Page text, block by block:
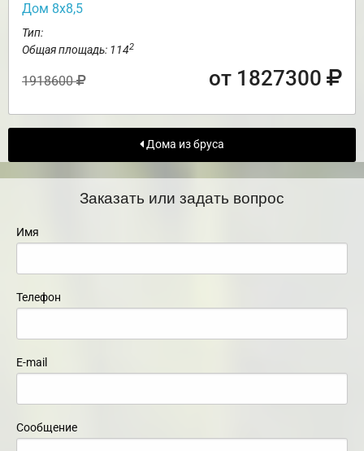
Дом 8х8,5
Тип:
Общая площадь: 1142
1918600 от 1827300
Дома из бруса
Заказать или задать вопрос
Имя
Телефон
E-mail
Сообщение